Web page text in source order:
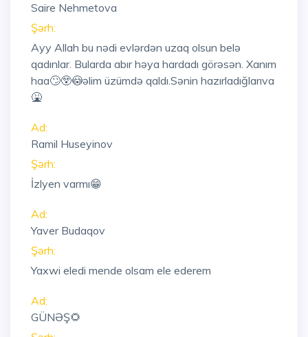
Saire Nehmetova
Şərh:
Ayy Allah bu nədi evlərdən uzaq olsun belə
qadınlar. Bularda abır həya hardadı görəsən. Xanım
haa🙄😲😳əlim üzümdə qaldı.Sənin hazırladığlarıva
🤮
Ad:
Ramil Huseyinov
Şərh:
İzlyen varmı😁
Ad:
Yaver Budaqov
Şərh:
Yaxwi eledi mende olsam ele ederem
Ad:
GÜNƏŞ🌻